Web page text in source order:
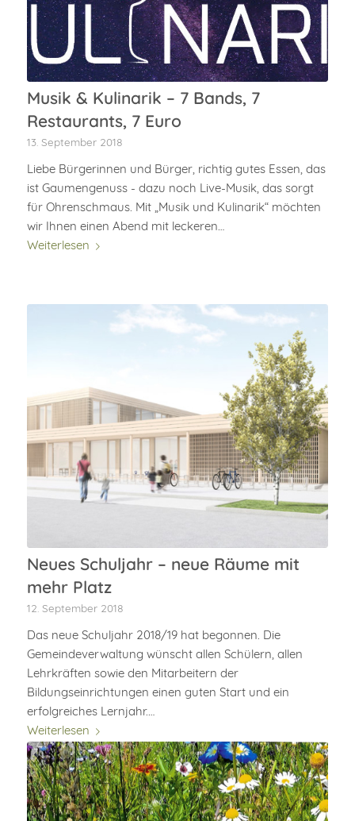
Musik & Kulinarik – 7 Bands, 7
Restaurants, 7 Euro
13. September 2018
Liebe Bürgerinnen und Bürger, richtig gutes Essen, das
ist Gaumengenuss - dazu noch Live-Musik, das sorgt
für Ohrenschmaus. Mit „Musik und Kulinarik“ möchten
wir Ihnen einen Abend mit leckeren…
Weiterlesen
Neues Schuljahr – neue Räume mit
mehr Platz
12. September 2018
Das neue Schuljahr 2018/19 hat begonnen. Die
Gemeindeverwaltung wünscht allen Schülern, allen
Lehrkräften sowie den Mitarbeitern der
Bildungseinrichtungen einen guten Start und ein
erfolgreiches Lernjahr.…
Weiterlesen